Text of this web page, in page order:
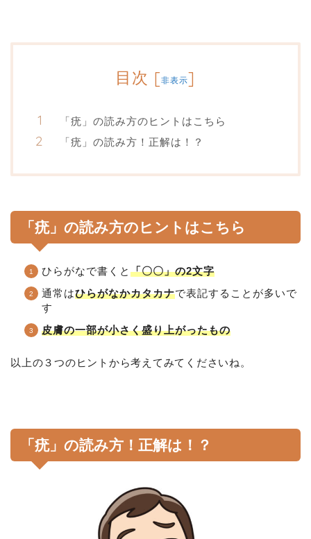
目次 [非表示]
「疣」の読み方のヒントはこちら
「疣」の読み方！正解は！？
「疣」の読み方のヒントはこちら
ひらがなで書くと 「〇〇」の2文字
通常はひらがなかカタカナで表記することが多いで
す
皮膚の一部が小さく盛り上がったもの
以上の３つのヒントから考えてみてくださいね。
「疣」の読み方！正解は！？